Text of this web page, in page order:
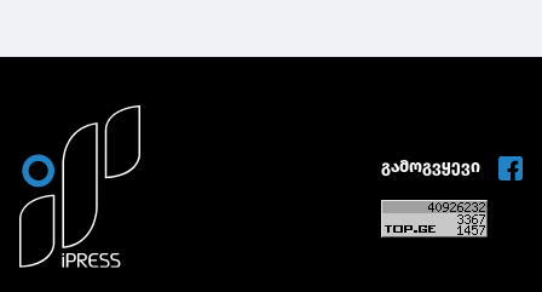
გამოგვყევი